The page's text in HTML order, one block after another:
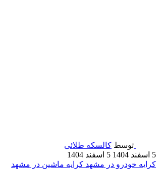
توسط کالسکه طلائی
5 اسفند 1404
5 اسفند 1404
کرایه خودرو در مشهد کرایه ماشین در مشهد